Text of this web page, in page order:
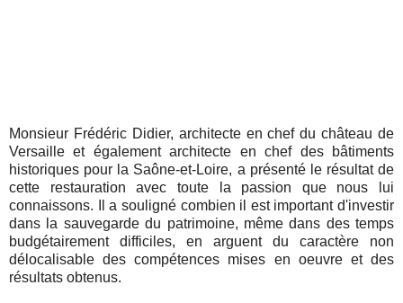
Monsieur Frédéric Didier, architecte en chef du château de
Versaille et également architecte en chef des bâtiments
historiques pour la Saône-et-Loire, a présenté le résultat de
cette restauration avec toute la passion que nous lui
connaissons. Il a souligné combien il est important d'investir
dans la sauvegarde du patrimoine, même dans des temps
budgétairement difficiles, en arguent du caractère non
délocalisable des compétences mises en oeuvre et des
résultats obtenus.